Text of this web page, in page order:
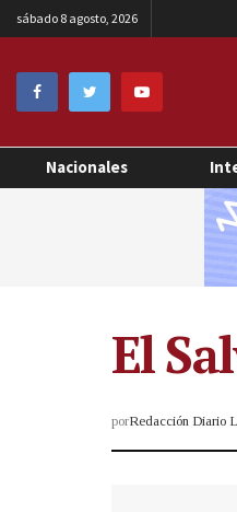
sábado 8 agosto, 2026
Nacionales
El
porRedacción Diario